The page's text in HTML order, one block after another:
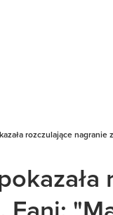
rozczulające nagranie